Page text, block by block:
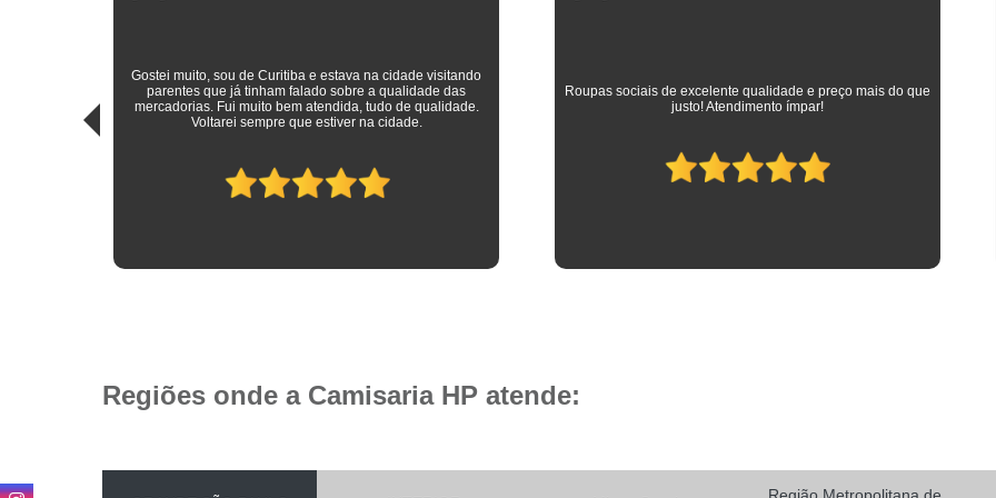
Camisa
Camisa Social Listrada
Camisa Social Listrada Masculina
Camisa Social Masculina Listrada Preto e
Camisa Manga Longa Masculina
Roupas sociais de excelente qualidade e preço mais do que
justo! Atendimento ímpar!
As melhores camisas que vestem meus filhos desde a
adolescência até os dias atuais em que trabalham como
advogados. Parabéns à toda equipe da Camisaria HP!
Regiões onde a Camisaria HP atende: